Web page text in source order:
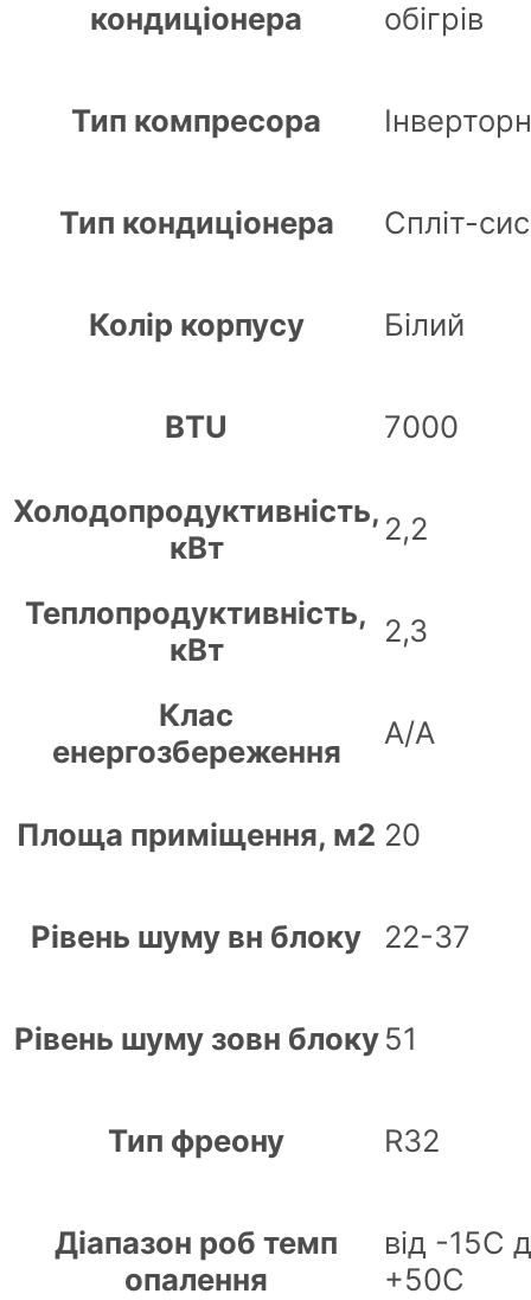
кондиціонера
обігрів
Тип компресора
Тип кондиціонера Спліт-
Колір корпусу Білий
BTU 7000
Холодопродуктивність,
кВт
2,2
Теплопродуктивність,
кВт
2,3
Клас
енергозбереження
А/А
Площа приміщення, м2 20
Рівень шуму вн блоку 22-37
Рівень шуму зовн блоку 51
Тип фреону R32
Діапазон роб темп
опалення
від -15С
+50С